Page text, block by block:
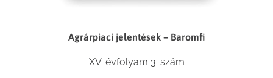
Agrárpiaci jelentések – Baromfi
XV. évfolyam 3. szám